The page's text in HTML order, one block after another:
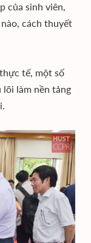
của sinh viên,
cách thuyết
tế, một số
lõi làm nền tảng